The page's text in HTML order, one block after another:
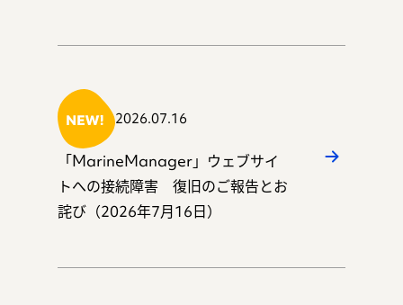
事例
お知らせ
2026.07.16
「MarineManager」ウェブサイ
トへの接続障害 復旧のご報告とお
詫び（2026年7月16日）